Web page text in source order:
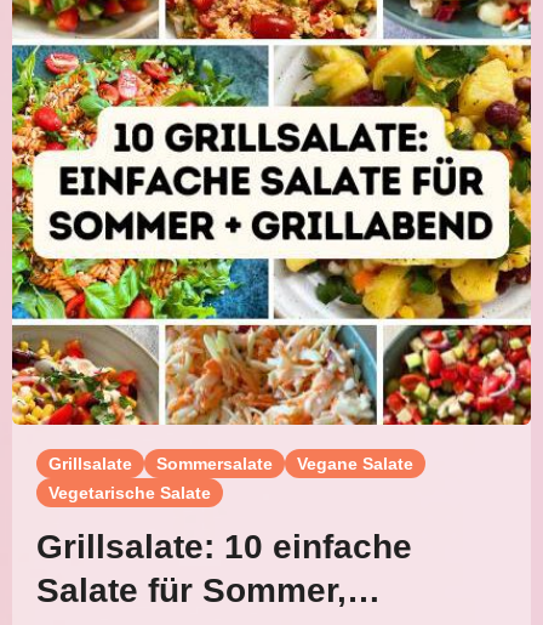
Grillsalate Sommersalate
Vegane Salate
Vegetarische Salate
Grillsalate: 10 einfache
Salate für Sommer,